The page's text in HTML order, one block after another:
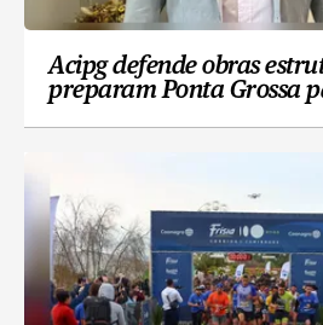
Acipg defende obras
preparam Ponta Grossa